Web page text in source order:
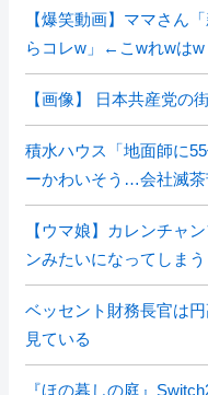
【爆笑動画】ママさん
らコレw」←こwれwは
【画像】 日本共産党の
積水ハウス「地面師に
ーかわいそう…会社滅茶
【ウマ娘】カレンチャ
ンみたいになってしまう
ベッセント財務長官は
見ている
『ほの暮しの庭』